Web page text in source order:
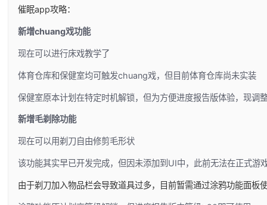
催眠app攻略：
新增chuang戏功能
现在可以进行床戏教学了
体育仓库和保健室均可触发chuang戏，但目前体育仓库尚未实装
保健室原本计划在特定时机解锁，但为方便进度报告版体验，现调
新增毛剃除功能
现在可以用剃刀自由修剪毛形状
该功能其实早已开发完成，但因未添加到UI中，此前无法在正式游
由于剃刀加入物品栏会导致道具过多，目前暂需通过涂鸦功能面板